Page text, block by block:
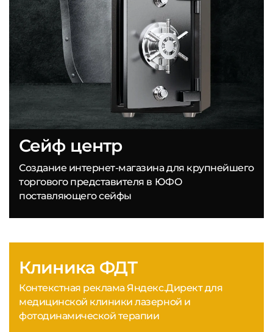
Сейф центр
Создание интернет-магазина для крупнейшего
торгового представителя в ЮФО
поставляющего сейфы
Клиника ФДТ
Контекстная реклама Яндекс.Директ для
медицинской клиники лазерной и
фотодинамической терапии